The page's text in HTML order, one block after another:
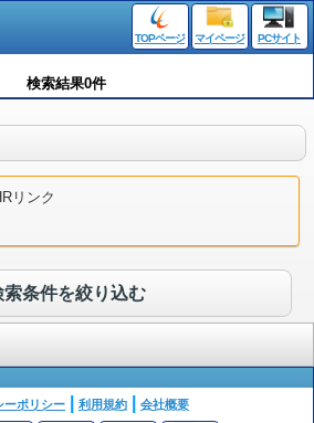
TOPページ マイページ PCサイト
検索結果0件
リンク
索条件を絞り込む
ーポリシー 利用規約 会社概要